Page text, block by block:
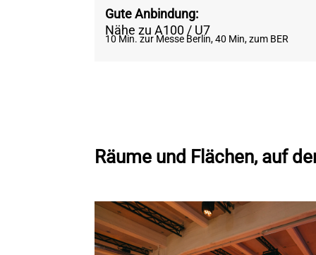
Gute Anbindung:
Nähe zu A100 / U7
10 Min. zur Messe Berlin, 40 Min, zum BER
Räume und Flächen, auf